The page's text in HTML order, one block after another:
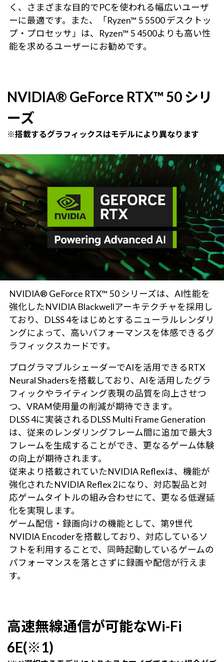
く、さまざまな目的でPCを使われる幅広いユーザ
ーに最適です。また、「Ryzen™ 5 5500 デスクトッ
プ・プロセッサ」は、Ryzen™ 5 4500よりも高い性
能を求めるユーザーにお勧めです。
NVIDIA® GeForce RTX™ 50 シリ
ーズ
※搭載するグラフィックスはモデルにより異なります
NVIDIA® GeForce RTX™ 50 シリーズは、AI性能を
強化したNVIDIA Blackwellアーキテクチャを採用し
ており、DLSS 4をはじめとするニューラルレンダリ
ングによって、高いパフォーマンスを体感できるグ
ラフィックスカードです。
プログラマブルシェーダーでAIを活用できるRTX
Neural Shadersを搭載しており、AIを活用したグラ
フィックやライティング表現の品質を向上させつ
つ、VRAM使用量の削減が期待できます。
DLSS 4に実装されるDLSS Multi Frame Generation
は、従来のレンダリングフレーム間に追加で最大3
フレームを生成することができ、更なるゲーム体験
の向上が期待されます。
従来より搭載されていたNVIDIA Reflexは、機能が
強化されたNVIDIA Reflex 2になり、対応製品と対
応ゲームタイトルの組み合わせにて、更なる低遅延
化を実現します。
ゲーム配信・録画向けの機能として、第9世代
NVIDIA Encoderを搭載しており、対応しているソ
フトを利用することで、同時起動しているゲームの
パフォーマンスを落とさずに録画や配信が行えま
す。
高速無線通信が可能なWi-Fi
6E(※1)